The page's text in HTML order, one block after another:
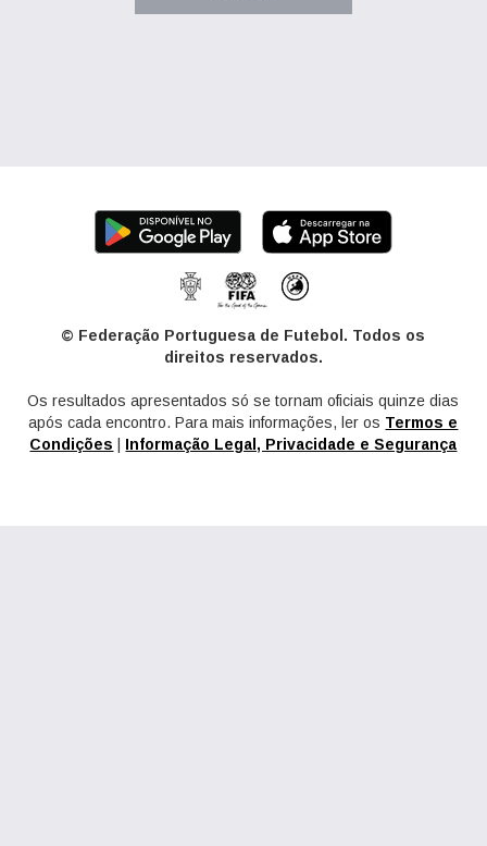
© Federação Portuguesa de Futebol. Todos os
direitos reservados.
Os resultados apresentados só se tornam oficiais quinze dias
após cada encontro. Para mais informações, ler os Termos e
Condições
Informação Legal, Privacidade e Segurança